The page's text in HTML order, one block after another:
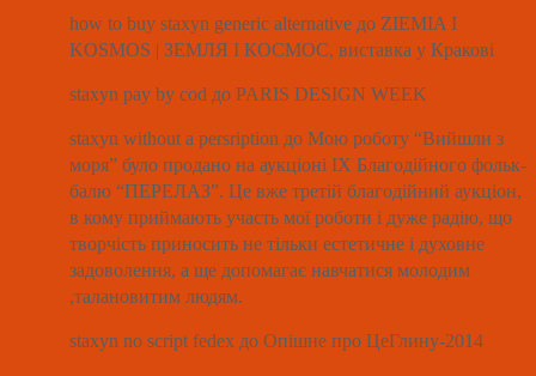
how to buy staxyn generic alternative до ZIEMIA I
KOSMOS | ЗЕМЛЯ І КОСМОС, виставка у Кракові
staxyn pay by cod доPARIS DESIGN WEEK
staxyn without a persription доМою роботу “Вийшли з
моря” було продано на аукціоні ІХ Благодійного фольк-
балю “ПЕРЕЛАЗ”. Це вже третій благодійний аукціон,
в кому приймають участь мої роботи і дуже радію, що
творчість приносить не тільки естетичне і духовне
задоволення, а ще допомагає навчатися молодим
,талановитим людям.
staxyn no script fedex доОпішне про ЦеГлину-2014